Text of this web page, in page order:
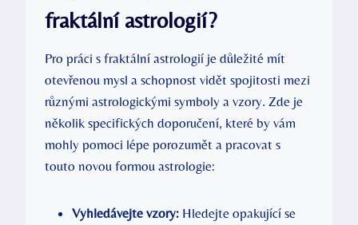
fraktální astrologií?
Pro práci s fraktální astrologií je důležité mít⁢
otevřenou mysl a schopnost vidět spojitosti mezi
různými ⁤astrologickými symboly a vzory. Zde je‌
několik specifických doporučení, které by vám
mohly pomoci lépe porozumět​ a pracovat⁣ s
touto novou formou astrologie:
Vyhledávejte vzory: ‍Hledejte opakující se